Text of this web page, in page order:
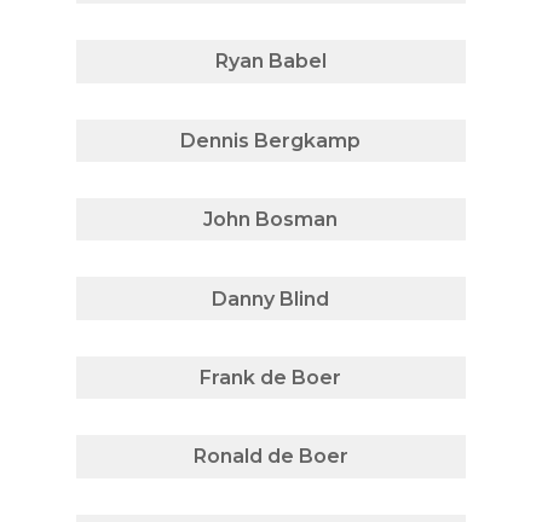
Ryan Babel
Dennis Bergkamp
John Bosman
Danny Blind
Frank de Boer
Ronald de Boer